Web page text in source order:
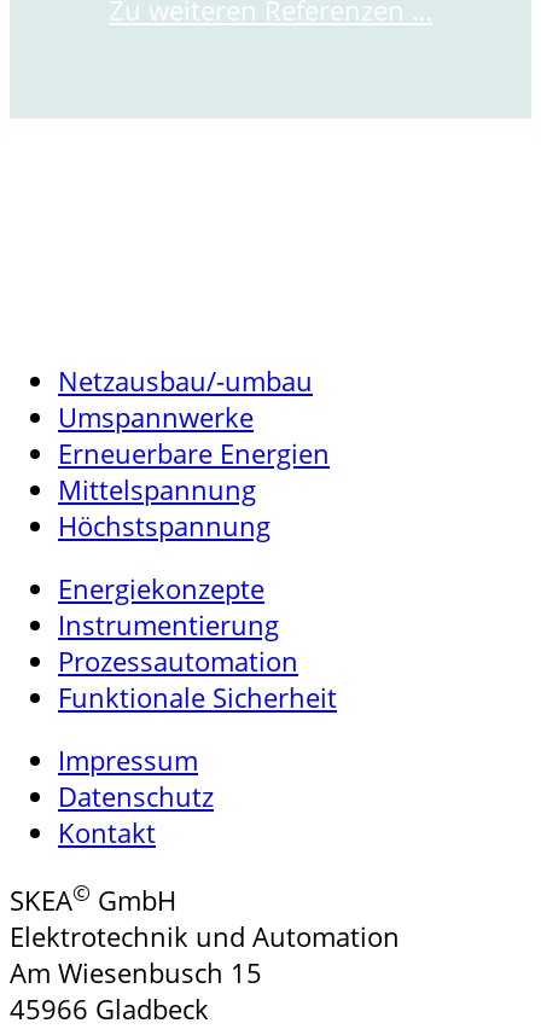
Zu weiteren Referenzen …
Netzausbau/-umbau
Umspannwerke
Erneuerbare Energien
Mittelspannung
Höchstspannung
Energiekonzepte
Instrumentierung
Prozessautomation
Funktionale Sicherheit
Impressum
Datenschutz
Kontakt
SKEA© GmbH
Elektrotechnik und Automation
Am Wiesenbusch 15
45966 Gladbeck